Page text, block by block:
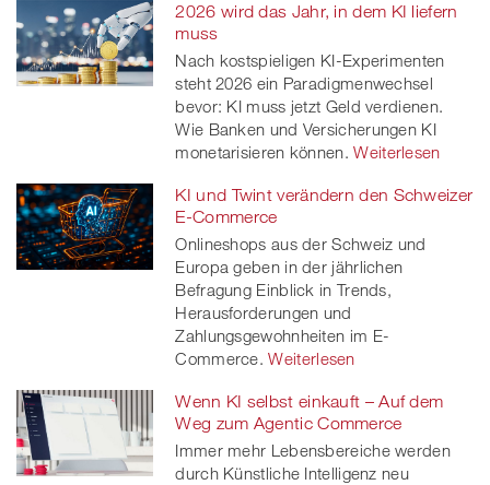
2026 wird das Jahr, in dem KI liefern
muss
Nach kostspieligen KI-Experimenten
steht 2026 ein Paradigmenwechsel
bevor: KI muss jetzt Geld verdienen.
Wie Banken und Versicherungen KI
monetarisieren können. Weiterlesen
KI und Twint verändern den Schweizer
E-Commerce
Onlineshops aus der Schweiz und
Europa geben in der jährlichen
Befragung Einblick in Trends,
Herausforderungen und
Zahlungsgewohnheiten im E-
Commerce. Weiterlesen
Wenn KI selbst einkauft – Auf dem
Weg zum Agentic Commerce
Immer mehr Lebensbereiche werden
durch Künstliche Intelligenz neu